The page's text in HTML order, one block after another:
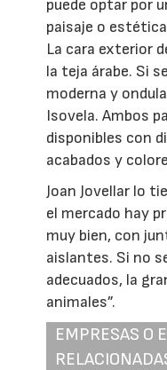
puede optar por
paisaje o
La cara exterior
la teja árabe. Si
moderna y
Isovela. Ambos
disponibles con
acabados y
Joan Jovellar lo
el mercado hay
muy bien, con
aislantes. Si no
adecuados, la
animales”.
EMPRESAS O